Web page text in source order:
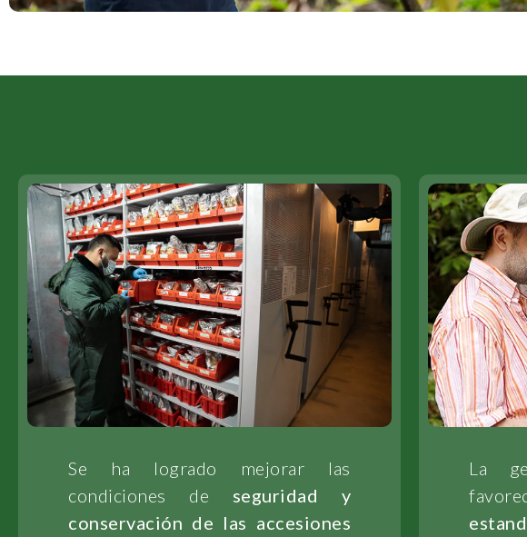
Se ha logrado mejorar las
condiciones de seguridad y
conservación de las accesiones
La